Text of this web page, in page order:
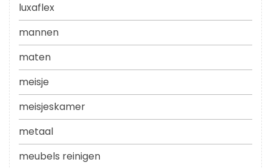
luxaflex
mannen
maten
meisje
meisjeskamer
metaal
meubels reinigen